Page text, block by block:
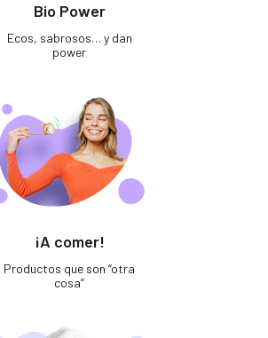
Bio Power
Ecos, sabrosos… y dan
power
¡A comer!
Productos que son “otra
cosa”